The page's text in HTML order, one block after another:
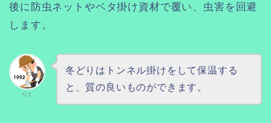
後に防虫ネットやベタ掛け資材で覆い、虫害を回避
します。
りぐ
冬どりはトンネル掛けをして保温する
と、質の良いものができます。